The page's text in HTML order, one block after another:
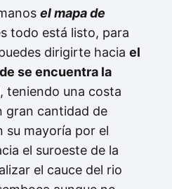
el mapa de
todo está listo, para
dirigirte hacia el
se encuentra la
, teniendo una costa
gran cantidad de
su mayoría por el
el suroeste de la
el cauce del rio